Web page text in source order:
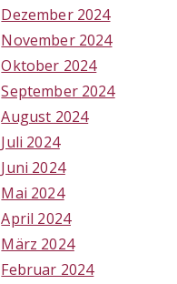
Dezember 2024
November 2024
Oktober 2024
September 2024
August 2024
Juli 2024
Juni 2024
Mai 2024
April 2024
März 2024
Februar 2024